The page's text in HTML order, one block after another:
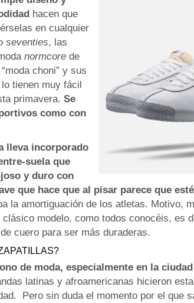
hacen que
en cualquier
seventies, las
normcore de
choni” y sus
tienen muy fácil
primavera. Se
como con
lleva incorporado
suela que
y duro con
que hace que al pisar parece que
la amortiguación de los atletas. Motivo,
modelo, como todos conocéis, es
cuero para ser más duraderas.
de moda, especialmente en la
latinas y afroamericanas hicieron
Pero sin duda el momento por el que